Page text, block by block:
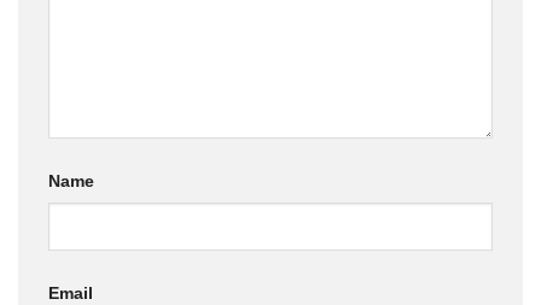
Name
Email